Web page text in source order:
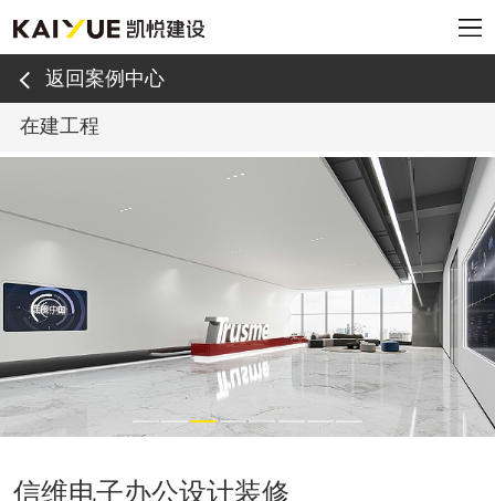
返回案例中心
在建工程
信维电子办公设计装修